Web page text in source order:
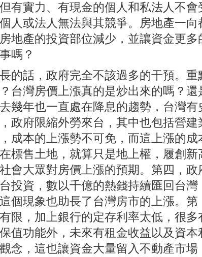
有實力、有現金的個人和私法人不會
人或法人無法與其競爭。房地產一向
地產的投資部位減少，並讓資金更多
嗎？
話，政府完全不該過多的干預。重
台灣房價上漲真的是炒出來的嗎？還
幾年也一直處在降息的趨勢，台灣有
政府限縮外勞來台，其中也包括營建
成本的上漲勢不可免，而這上漲的成
標售土地，就算只是地上權，履創新
會大眾對房價上漲的預期。第四，政
投資，數以千億的熱錢持續匯回台灣
個現象也助長了台灣房市的上漲。第
限，加上銀行的定存利率太低，很多
值功能外，未來有租金收益以及資本
念，這也讓資金大量留入不動產市場